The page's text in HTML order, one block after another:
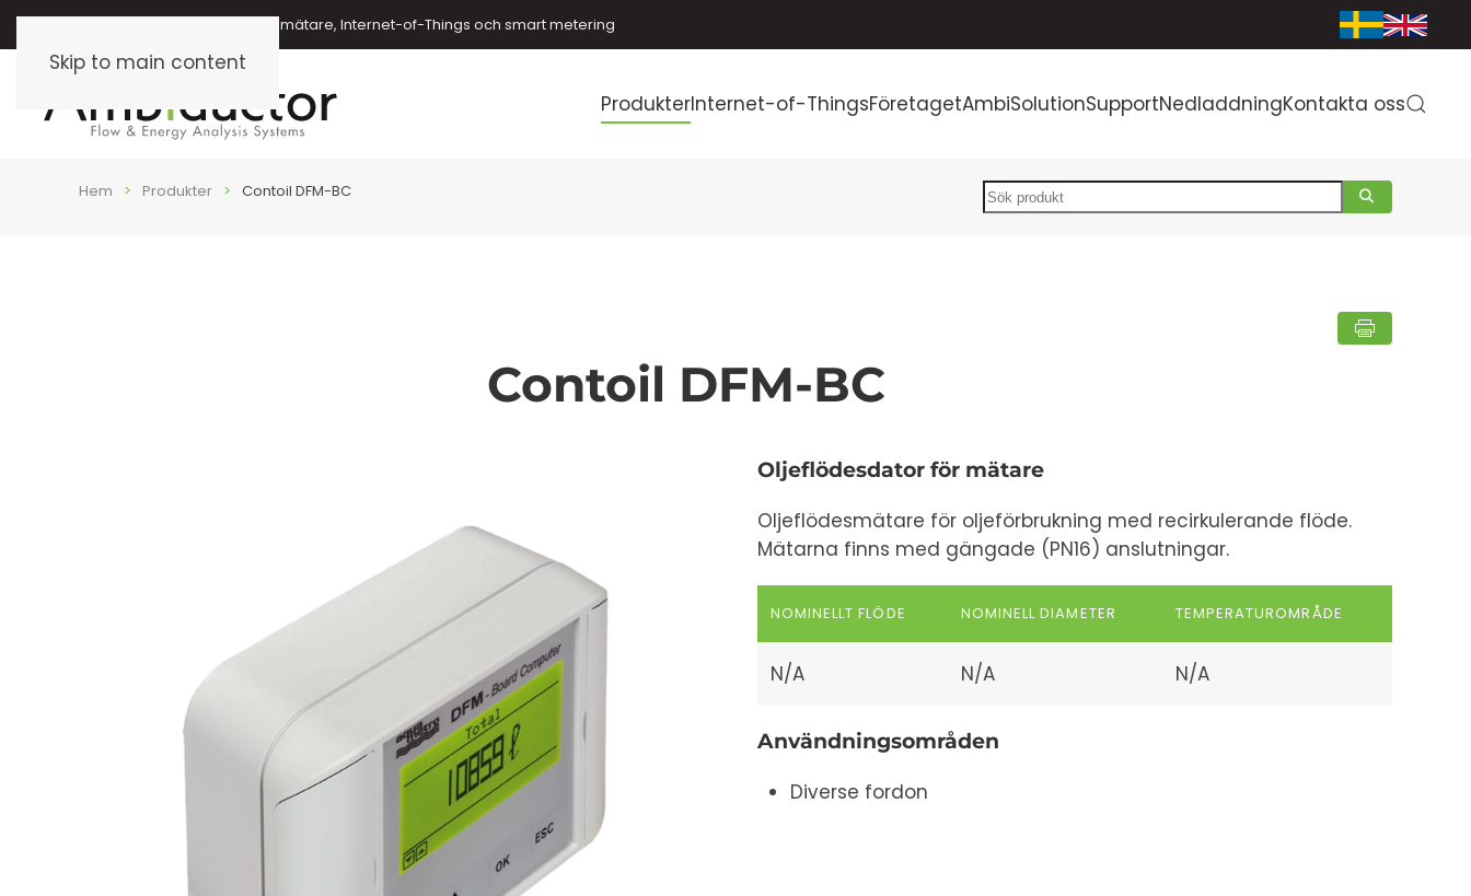
Skip to main content
Energimätare, vattenmätare, oljemätare, Internet-of-Things och smart metering
ProdukterInternet-of-ThingsFöretagetAmbiSolutionSupportNedladdningKontakta oss
Hem Produkter Contoil DFM-BC Search
Contoil DFM-BC
Oljeflödesdator för mätare
Oljeflödesmätare för oljeförbrukning med recirkulerande flöde.
Mätarna finns med gängade (PN16) anslutningar.
NOMINELLT FLÖDE NOMINELL DIAMETER TEMPERATUROMRÅDE
N/A N/A N/A
Användningsområden
Diverse fordon